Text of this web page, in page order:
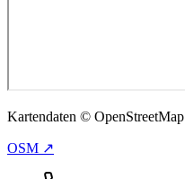
Kartendaten © OpenStreetMap
OSM ↗